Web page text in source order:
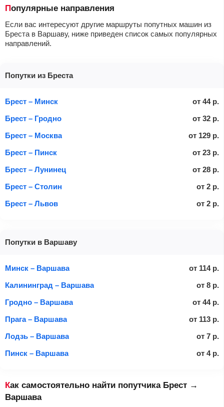
Популярные направления
Если вас интересуют другие маршруты попутных машин из
Бреста в Варшаву, ниже приведен список самых популярных
направлений.
Попутки из Бреста
Брест – Минск от 44 р.
Брест – Гродно
от 32 р.
Брест – Москва
от 129 р.
Брест – Пинск
от 23 р.
Брест – Лунинец
от 28 р.
Брест – Столин
от 2 р.
Брест – Львов
от 2 р.
Попутки в Варшаву
Минск – Варшава от 114 р.
Калининград – Варшава
от 8 р.
Гродно – Варшава
от 44 р.
Прага – Варшава
от 113 р.
Лодзь – Варшава
от 7 р.
Пинск – Варшава
от 4 р.
Как самостоятельно найти попутчика Брест →
Варшава